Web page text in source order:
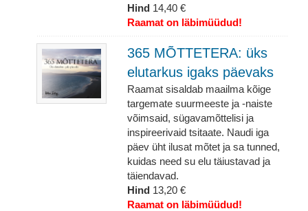
Hind 14,40 €
Raamat on läbimüüdud!
365 MÕTTETERA: üks
elutarkus igaks päevaks
Raamat sisaldab maailma kõige
targemate suurmeeste ja -naiste
võimsaid, sügavamõttelisi ja
inspireerivaid tsitaate. Naudi iga
päev üht ilusat mõtet ja sa tunned,
kuidas need su elu täiustavad ja
täiendavad.
Hind 13,20 €
Raamat on läbimüüdud!